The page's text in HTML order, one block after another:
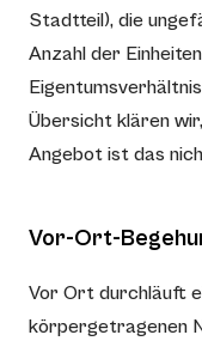
Stadtteil), die
Anzahl der
Übersicht klären
Angebot ist das
Vor-Ort-
Vor Ort durchläuft
körpergetragenen